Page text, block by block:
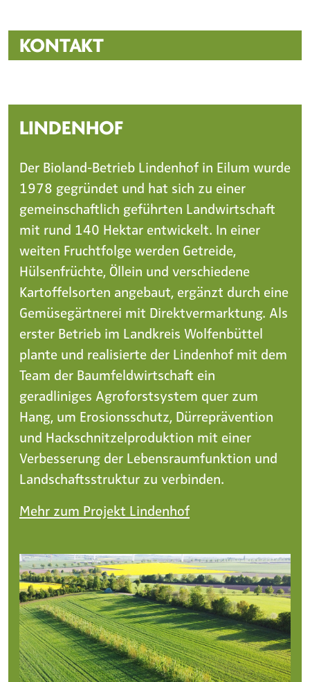
KONTAKT
LINDENHOF
Der Bioland-Betrieb Lindenhof in Eilum wurde
1978 gegründet und hat sich zu einer
gemeinschaftlich geführten Landwirtschaft
mit rund 140 Hektar entwickelt. In einer
weiten Fruchtfolge werden Getreide,
Hülsenfrüchte, Öllein und verschiedene
Kartoffelsorten angebaut, ergänzt durch eine
Gemüsegärtnerei mit Direktvermarktung. Als
erster Betrieb im Landkreis Wolfenbüttel
plante und realisierte der Lindenhof mit dem
Team der Baumfeldwirtschaft ein
geradliniges Agroforstsystem quer zum
Hang, um Erosionsschutz, Dürreprävention
und Hackschnitzelproduktion mit einer
Verbesserung der Lebensraumfunktion und
Landschaftsstruktur zu verbinden.
Mehr zum Projekt Lindenhof